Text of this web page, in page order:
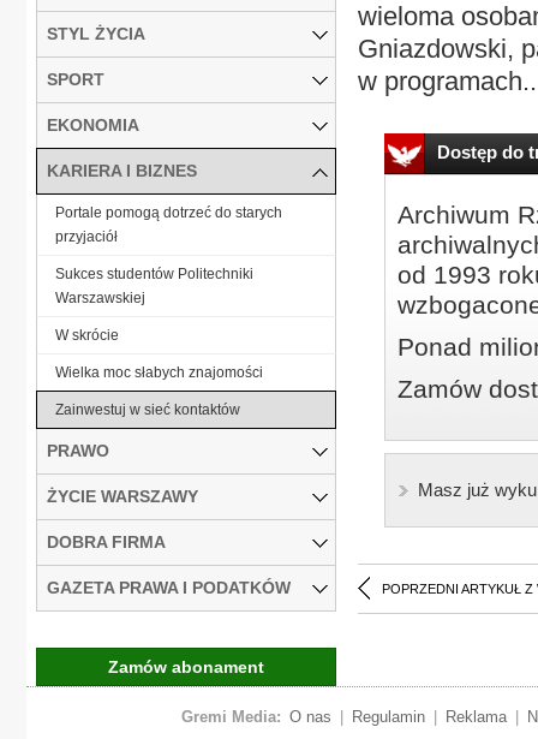
wieloma
Gniazdowski,
w
Dostęp do
Archiwum
od 1993
Ponad
Zamów
Masz już
POPRZEDNI ARTYKUŁ Z
STYL ŻYCIA
SPORT
EKONOMIA
KARIERA I BIZNES
Portale pomogą dotrzeć do starych
przyjaciół
Sukces studentów Politechniki
Warszawskiej
W skrócie
Wielka moc słabych znajomości
Zainwestuj w sieć kontaktów
PRAWO
ŻYCIE WARSZAWY
DOBRA FIRMA
GAZETA PRAWA I PODATKÓW
Zamów abonament
Gremi Media: O nas Regulamin Reklama